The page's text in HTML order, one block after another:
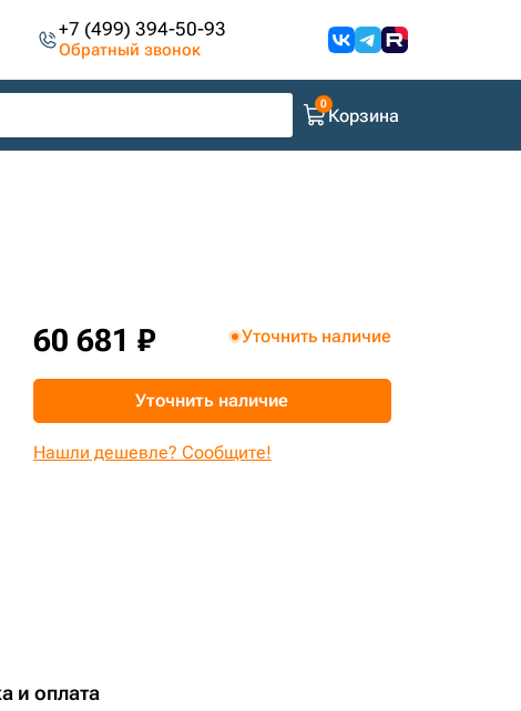
+7 (499) 394-50-93
Обратный звонок
Корзина
60 681 ₽ Уточнить наличие
Уточнить наличие
Нашли дешевле? Сообщите!
и оплата